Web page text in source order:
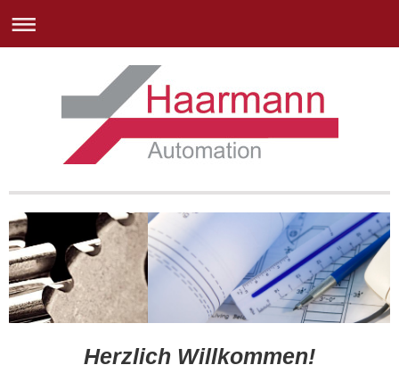
Herzlich Willkommen!